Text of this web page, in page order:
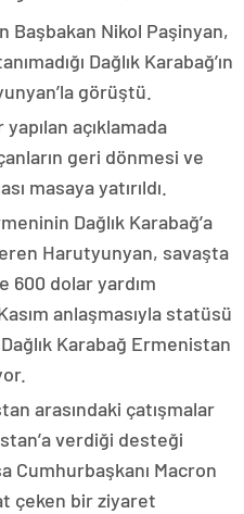
Başbakan Nikol Paşinyan,
Dağlık Karabağ’ın
görüştü.
açıklamada
geri dönmesi ve
masaya yatırıldı.
Dağlık Karabağ’a
Harutyunyan, savaşta
600 dolar yardım
anlaşmasıyla statüsü
Karabağ Ermenistan
arasındaki çatışmalar
verdiği desteği
Cumhurbaşkanı Macron
çeken bir ziyaret